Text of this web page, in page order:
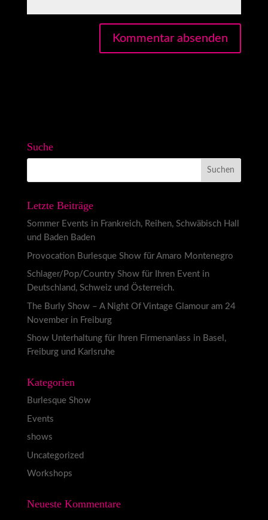
Suche
Letzte Beiträge
Sommer Events in Frankreich, Reihen, Schwäbisch Hall
und Baden Baden
Provocation Burlesque Show für Amaro Montenegro
Schlager/Pop/Country Show für Ihren Event in
Deutschland, Schweiz und Österreich.
The Burly Show – A Night Of Vintage Glamour am 24
November in Freiburg
Show Unterhaltung für Ihren Firmenanlass in Basel,
Freiburg und Karlsruhe
Kategorien
Burlesque Show
Events
shows
Uncategorized
Workshops
Neueste Kommentare